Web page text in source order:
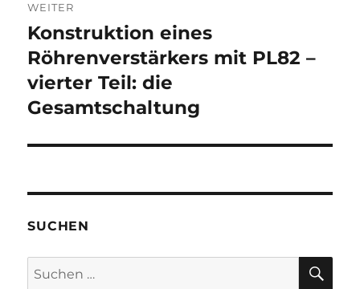
WEITER
Nächster
Beitrag:
Konstruktion eines
Röhrenverstärkers mit PL82 –
vierter Teil: die
Gesamtschaltung
SUCHEN
Suchen